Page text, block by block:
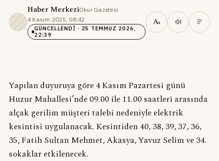
Haber MerkeziOkur Gazetesi·
4 Kasım 2025, 08:42·
GÜNCELLENDI · 25 TEMMUZ 2026,
22:39
Aa
Yapılan duyuruya göre 4 Kasım Pazartesi günü
Huzur Mahallesi’nde 09.00 ile 11.00 saatleri arasında
alçak gerilim müşteri talebi nedeniyle elektrik
kesintisi uygulanacak. Kesintiden 40, 38, 39, 37, 36,
35, Fatih Sultan Mehmet, Akasya, Yavuz Selim ve 34.
sokaklar etkilenecek.